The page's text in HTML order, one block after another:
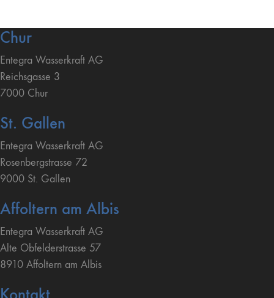
Chur
Entegra Wasserkraft AG
Reichsgasse 3
7000 Chur
St. Gallen
Entegra Wasserkraft AG
Rosenbergstrasse 72
9000 St. Gallen
Affoltern am Albis
Entegra Wasserkraft AG
Alte Obfelderstrasse 57
8910 Affoltern am Albis